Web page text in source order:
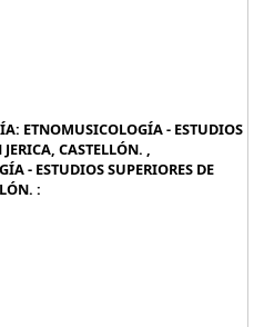
ETNOMUSICOLOGÍA - ESTUDIOS
CASTELLÓN. ,
- ESTUDIOS SUPERIORES DE
: